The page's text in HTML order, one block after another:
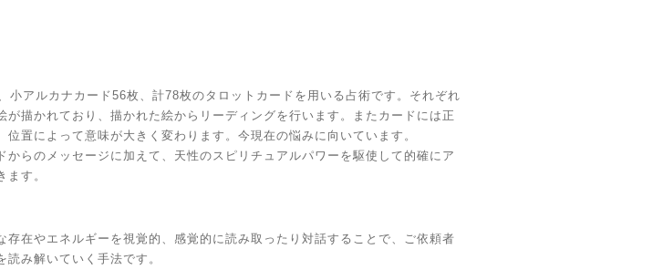
小アルカナカード56枚、計78枚のタロットカードを用いる占術です。それぞれ
が描かれており、描かれた絵からリーディングを行います。またカードには正
位置によって意味が大きく変わります。今現在の悩みに向いています。
からのメッセージに加えて、天性のスピリチュアルパワーを駆使して的確にア
ます。
存在やエネルギーを視覚的、感覚的に読み取ったり対話することで、ご依頼者
み解いていく手法です。